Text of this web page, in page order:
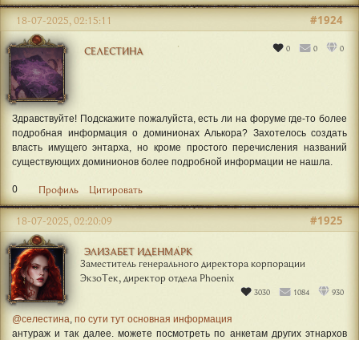
СЕЛЕСТИНА 0 0 0
#1924
18-07-2025, 02:15:11
Здравствуйте! Подскажите пожалуйста, есть ли на форуме где-то более
подробная информация о доминионах Алькора? Захотелось создать
власть имущего энтарха, но кроме простого перечисления названий
существующих доминионов более подробной информации не нашла.
0 Профиль Цитировать
ЭЛИЗАБЕТ ИДЕНМАРК
Заместитель генерального директора корпорации
ЭкзоТек, директор отдела Phoenix
3030 1084 930
#1925
18-07-2025, 02:20:09
@селестина, по сути тут основная информация
антураж и так далее. можете посмотреть по анкетам других этнархов